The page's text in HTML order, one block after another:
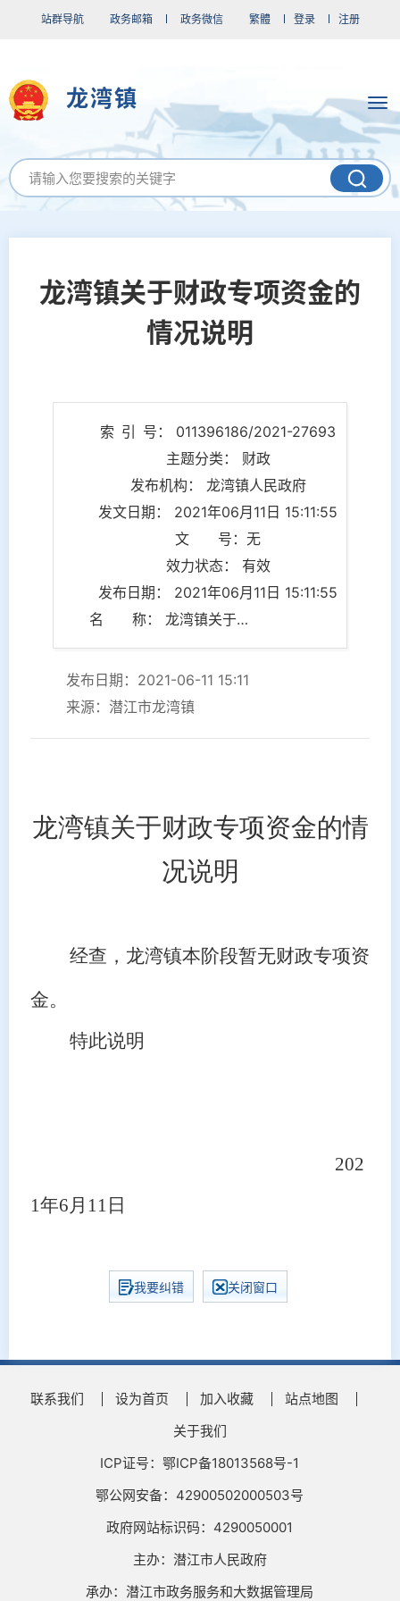
站群导航 政务邮箱 政务微信 繁體 登录 注册
龙湾镇
龙湾镇关于财政专项资金的
情况说明
索 引 号： 011396186/2021-27693
主题分类： 财政
发布机构： 龙湾镇人民政府
发文日期： 2021年06月11日 15:11:55
文 号：无
效力状态： 有效
发布日期： 2021年06月11日 15:11:55
名 称： 龙湾镇关于财政专项资金的情况说明
发布日期：2021-06-11 15:11
来源：潜江市龙湾镇
龙湾镇关于财政专项资金的情
况说明
经查，龙湾镇本阶段暂无财政专项资
金。
特此说明
202
1年6月11日
我要纠错 关闭窗口
联系我们 设为首页 加入收藏
站点地图
关于我们
ICP证号：鄂ICP备18013568号-1
鄂公网安备：42900502000503号
政府网站标识码：4290050001
主办：潜江市人民政府
承办：潜江市政务服务和大数据管理局